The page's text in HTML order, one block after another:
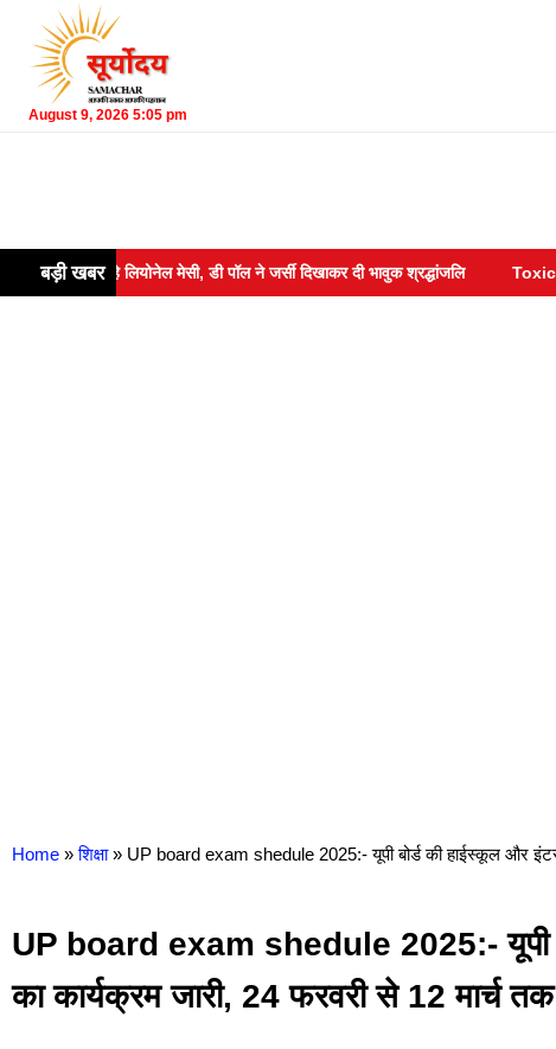
August 9, 2026 5:05 pm
बड़ी खबर
दूर रहे लियोनेल मेसी, डी पॉल ने जर्सी दिखाकर दी भावुक श्रद्धांजलि Toxic Trailer
Home » शिक्षा » UP board exam shedule 2025:- यूपी बोर्ड की हाईस्कूल और
UP board exam shedule 2025:- यूपी
का कार्यक्रम जारी, 24 फरवरी से 12 मार्च तक